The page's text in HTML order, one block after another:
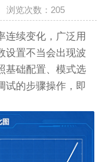
浏览次数： 205
连续变化，广泛用
设置不当会出现波
基础配置、模式选
试的步骤操作，即